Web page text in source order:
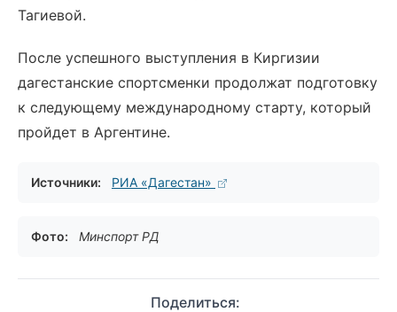
Тагиевой.
После успешного выступления в Киргизии
дагестанские спортсменки продолжат подготовку
к следующему международному старту, который
пройдет в Аргентине.
Источники: РИА «Дагестан»
Фото: Минспорт РД
Поделиться: